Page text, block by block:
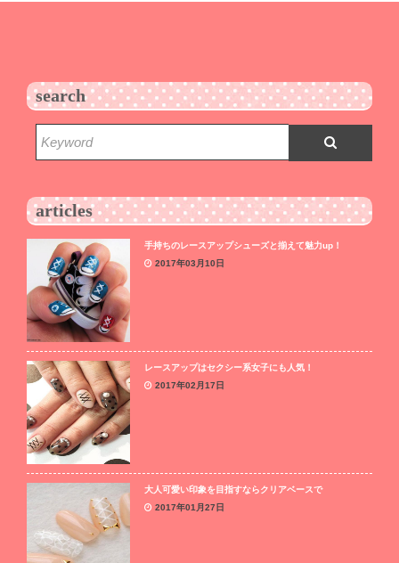
search
articles
手持ちのレースアップシューズと揃えて魅力up！
2017年03月10日
レースアップはセクシー系女子にも人気！
2017年02月17日
大人可愛い印象を目指すならクリアベースで
2017年01月27日